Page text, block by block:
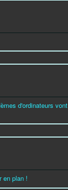
d'ordinateurs vont
en plan !